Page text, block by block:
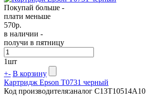
Покупай больше -
плати меньше
570р.
в наличии -
получи в пятницу
1шт
+- В корзину
Картридж Epson T0731 черный
Код производителя:аналог C13T10514A10